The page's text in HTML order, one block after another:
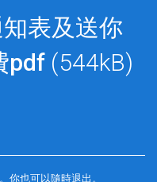
表及送你
pdf (544kB)
你也可以隨時退出。